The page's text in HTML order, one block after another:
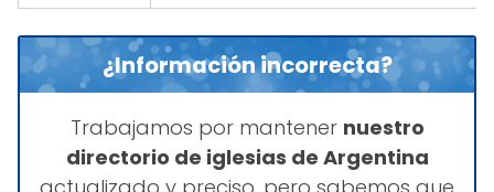
¿Información incorrecta?
Trabajamos por mantener nuestro
directorio de iglesias de Argentina